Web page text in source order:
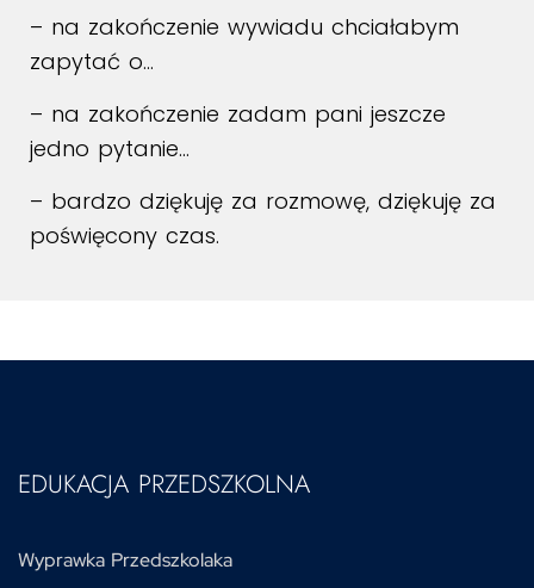
– na zakończenie wywiadu chciałabym
zapytać o…
– na zakończenie zadam pani jeszcze
jedno pytanie…
– bardzo dziękuję za rozmowę, dziękuję za
poświęcony czas.
EDUKACJA PRZEDSZKOLNA
Wyprawka Przedszkolaka